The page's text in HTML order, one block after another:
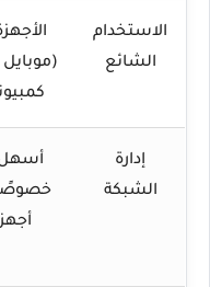
الاستخدام
الشائع
(موبايل
إدارة
الشبكة